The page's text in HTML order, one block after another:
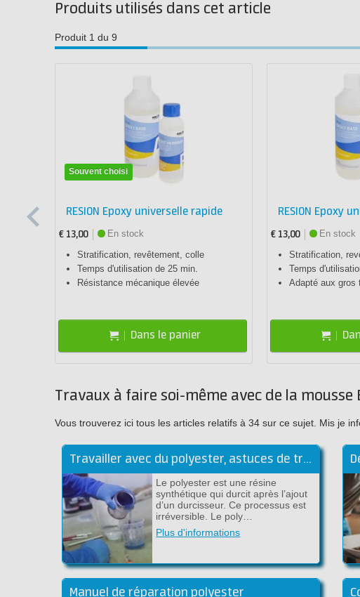
Produits utilisés dans cet article
Produit 1 du 9
Souvent choisi
RESION Epoxy universelle rapide
€ 13,00
En stock
Stratification, revêtement, colle
Temps d'utilisation de 25 min.
Résistance mécanique élevée
Dans le panier
RESION Epoxy
€ 13,00
En stock
Stratification,
Temps
Adapté aux gros
Travaux à faire soi-même avec de la mousse
Vous trouverez ici tous les articles relatifs à 34 sur ce sujet. Mis je
Travailler avec du polyester, astuces de travail de la résine polyester
Le polyester est une résine
synthétique qui durcit après l’ajout
d’un durcisseur. Ce processus est
irréversible. Le poly…
Plus d'informations
Manuel de réparation polyester